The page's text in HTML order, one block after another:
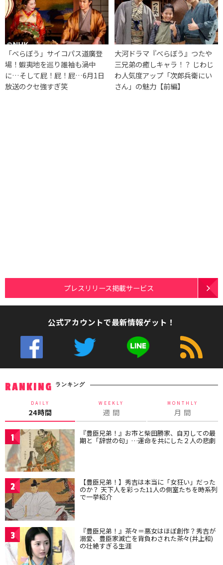
「べらぼう」サイコパス道廣登
場！蝦夷地を巡り誰袖も渦中
に…そして屁！屁！屁…6月1日
放送のクセ強すぎ笑
大河ドラマ『べらぼう』つたや
三兄弟の癒しキャラ！？ じわじ
わ人気度アップ「次郎兵衛にい
さん」の魅力【前編】
プレスリリース掲載サービス
公式アカウントで最新情報ゲット！
RANKING ランキング
DAILY
24時間
WEEKLY
週 間
MONTHLY
月 間
1 『豊臣兄弟！』お市と柴田勝家、自刃しての最
期と「辞世の句」…運命を共にした２人の悲劇
2 【豊臣兄弟！】秀吉は本当に「女狂い」だった
のか？ 天下人を彩った11人の側室たちを時系列
で一挙紹介
3 『豊臣兄弟！』茶々＝悪女はほぼ創作？秀吉が
溺愛、豊臣家滅亡を背負わされた茶々(井上和)
の壮絶すぎる生涯